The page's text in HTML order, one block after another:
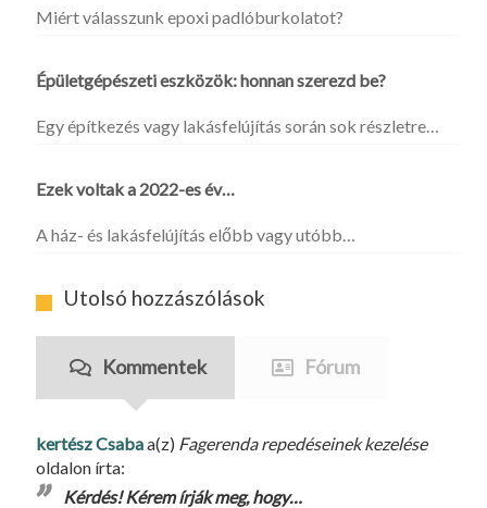
Miért válasszunk epoxi padlóburkolatot?
Épületgépészeti eszközök: honnan szerezd be?
Egy építkezés vagy lakásfelújítás során sok részletre…
Ezek voltak a 2022-es év…
A ház- és lakásfelújítás előbb vagy utóbb…
Utolsó hozzászólások
Kommentek Fórum
kertész Csabaa(z) Fagerenda repedéseinek kezelése
oldalon írta:
Kérdés! Kérem írják meg, hogy…